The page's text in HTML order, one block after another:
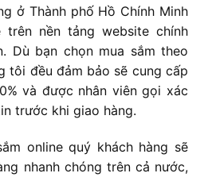
ở Thành phố Hồ Chính Minh
trên nền tảng website chính
Dù bạn chọn mua sắm theo
tôi đều đảm bảo sẽ cung cấp
và được nhân viên gọi xác
trước khi giao hàng.
online quý khách hàng sẽ
nhanh chóng trên cả nước,